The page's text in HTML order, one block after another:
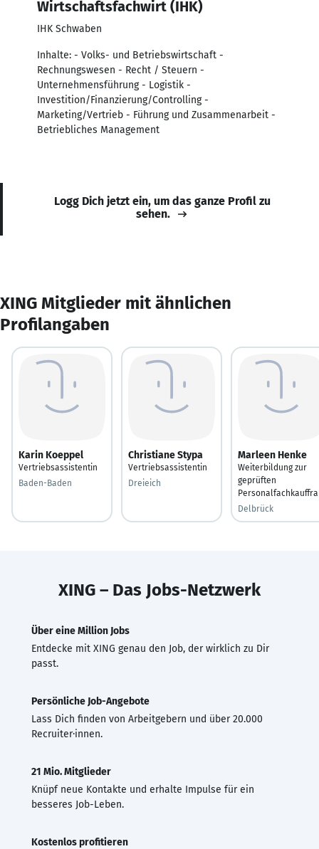
Wirtschaftsfachwirt (IHK)
IHK Schwaben
Inhalte: - Volks- und Betriebswirtschaft -
Rechnungswesen - Recht / Steuern -
Unternehmensführung - Logistik -
Investition/Finanzierung/Controlling -
Marketing/Vertrieb - Führung und Zusammenarbeit -
Betriebliches Management
Logg Dich jetzt ein, um das ganze Profil zu
sehen.
XING Mitglieder mit ähnlichen
Profilangaben
Karin Koeppel
Vertriebsassistentin
Baden-Baden
Christiane Stypa
Vertriebsassistentin
Dreieich
Marleen Henke
Weiterbildung zur
geprüften
Delbrück
XING – Das Jobs-Netzwerk
Über eine Million Jobs
Entdecke mit XING genau den Job, der wirklich zu Dir
passt.
Persönliche Job-Angebote
Lass Dich finden von Arbeitgebern und über 20.000
Recruiter·innen.
21 Mio. Mitglieder
Knüpf neue Kontakte und erhalte Impulse für ein
besseres Job-Leben.
Kostenlos profitieren